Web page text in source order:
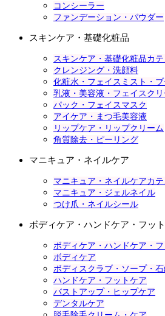
コンシーラー
ファンデーション・パウダー
スキンケア・基礎化粧品
スキンケア・基礎化粧品カ
クレンジング・洗顔料
化粧水・フェイスミスト・
乳液・美容液・フェイスクリ
パック・フェイスマスク
アイケア・まつ毛美容液
リップケア・リップクリーム
角質除去・ピーリング
マニキュア・ネイルケア
マニキュア・ネイルケアカ
マニキュア・ジェルネイル
つけ爪・ネイルシール
ボディケア・ハンドケア・フッ
ボディケア・ハンドケア・
ボディケア
ボディスクラブ・ソープ・石
ハンドケア・フットケア
バストアップ・ヒップケア
デンタルケア